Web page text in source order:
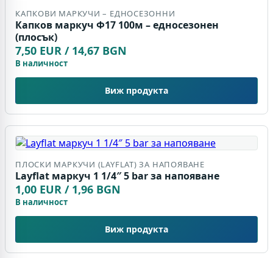
КАПКОВИ МАРКУЧИ – ЕДНОСЕЗОННИ
Капков маркуч Ф17 100м – едносезонен
(плосък)
7,50 EUR / 14,67 BGN
В наличност
Виж продукта
ПЛОСКИ МАРКУЧИ (LAYFLAT) ЗА НАПОЯВАНЕ
Layflat маркуч 1 1/4″ 5 bar за напояване
1,00 EUR / 1,96 BGN
В наличност
Виж продукта